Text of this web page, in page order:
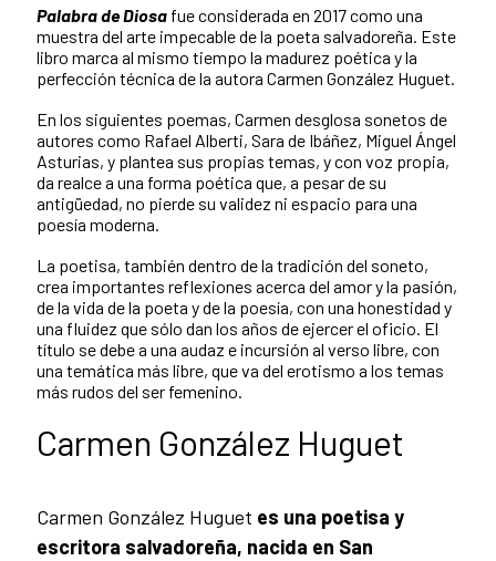
Palabra de Diosa fue considerada en 2017 como una
muestra del arte impecable de la poeta salvadoreña. Este
libro marca al mismo tiempo la madurez poética y la
perfección técnica de la autora Carmen González Huguet.
En los siguientes poemas, Carmen desglosa sonetos de
autores como Rafael Alberti, Sara de Ibáñez, Miguel Ángel
Asturias, y plantea sus propias temas, y con voz propia,
da realce a una forma poética que, a pesar de su
antigüedad, no pierde su validez ni espacio para una
poesía moderna.
La poetisa, también dentro de la tradición del soneto,
crea importantes reflexiones acerca del amor y la pasión,
de la vida de la poeta y de la poesía, con una honestidad y
una fluidez que sólo dan los años de ejercer el oficio. El
título se debe a una audaz e incursión al verso libre, con
una temática más libre, que va del erotismo a los temas
más rudos del ser femenino.
Carmen González Huguet
Carmen González Huguet es una poetisa y
escritora salvadoreña, nacida en San